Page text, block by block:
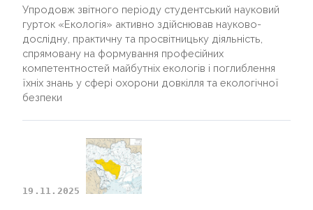
Упродовж звітного періоду студентський науковий
гурток «Екологія» активно здійснював науково-
дослідну, практичну та просвітницьку діяльність,
спрямовану на формування професійних
компетентностей майбутніх екологів і поглиблення
їхніх знань у сфері охорони довкілля та екологічної
безпеки
19.11.2025